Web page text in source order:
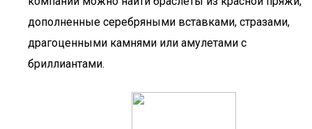
дополненные серебряными вставками, стразами,
драгоценными камнями или амулетами с
бриллиантами.